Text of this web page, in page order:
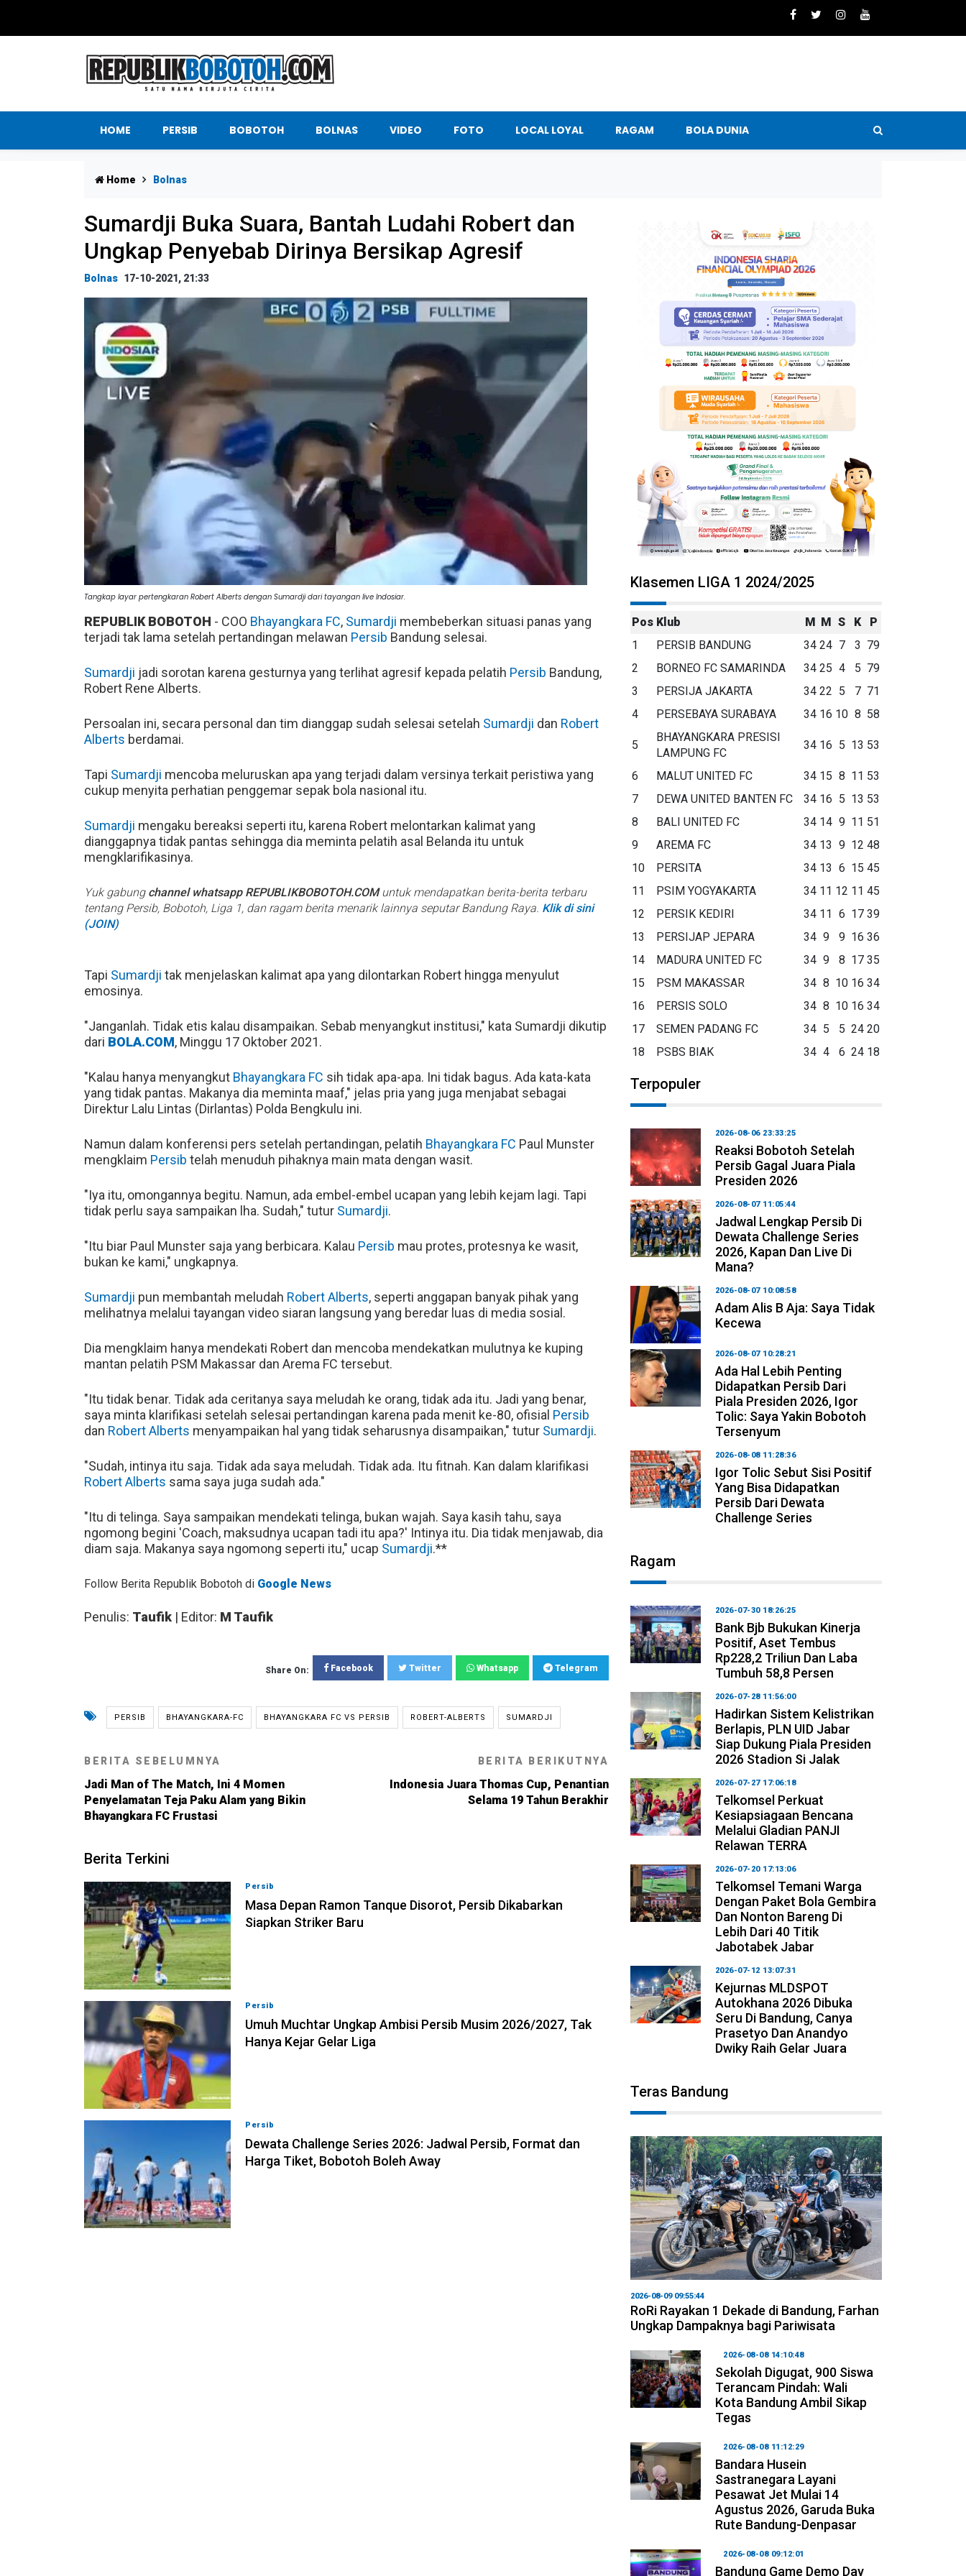
HOME PERSIB BOBOTOH BOLNAS VIDEO FOTO LOCAL LOYAL RAGAM BOLA DUNIA
Home Bolnas
Sumardji Buka Suara, Bantah Ludahi Robert dan
Ungkap Penyebab Dirinya Bersikap Agresif
Bolnas 17-10-2021, 21:33
Tangkap layar pertengkaran Robert Alberts dengan Sumardji dari tayangan live Indosiar.
REPUBLIK BOBOTOH - COO Bhayangkara FC, Sumardji membeberkan situasi panas yang
terjadi tak lama setelah pertandingan melawan Persib Bandung selesai.
Sumardji jadi sorotan karena gesturnya yang terlihat agresif kepada pelatih Persib Bandung,
Robert Rene Alberts.
Persoalan ini, secara personal dan tim dianggap sudah selesai setelah Sumardji dan Robert
Alberts berdamai.
Tapi Sumardji mencoba meluruskan apa yang terjadi dalam versinya terkait peristiwa yang
cukup menyita perhatian penggemar sepak bola nasional itu.
Sumardji mengaku bereaksi seperti itu, karena Robert melontarkan kalimat yang
dianggapnya tidak pantas sehingga dia meminta pelatih asal Belanda itu untuk
mengklarifikasinya.
Yuk gabung channel whatsapp REPUBLIKBOBOTOH.COMuntuk mendapatkan berita-berita terbaru
tentang Persib, Bobotoh, Liga 1, dan ragam berita menarik lainnya seputar Bandung Raya. Klik di sini
(JOIN)
Tapi Sumardji tak menjelaskan kalimat apa yang dilontarkan Robert hingga menyulut
emosinya.
"Janganlah. Tidak etis kalau disampaikan. Sebab menyangkut institusi," kata Sumardji dikutip
dari BOLA.COM, Minggu 17 Oktober 2021.
"Kalau hanya menyangkut Bhayangkara FC sih tidak apa-apa. Ini tidak bagus. Ada kata-kata
yang tidak pantas. Makanya dia meminta maaf," jelas pria yang juga menjabat sebagai
Direktur Lalu Lintas (Dirlantas) Polda Bengkulu ini.
Namun dalam konferensi pers setelah pertandingan, pelatih Bhayangkara FC Paul Munster
mengklaim Persib telah menuduh pihaknya main mata dengan wasit.
"Iya itu, omongannya begitu. Namun, ada embel-embel ucapan yang lebih kejam lagi. Tapi
tidak perlu saya sampaikan lha. Sudah," tutur Sumardji.
"Itu biar Paul Munster saja yang berbicara. Kalau Persib mau protes, protesnya ke wasit,
bukan ke kami," ungkapnya.
Sumardji pun membantah meludah Robert Alberts, seperti anggapan banyak pihak yang
melihatnya melalui tayangan video siaran langsung yang beredar luas di media sosial.
Dia mengklaim hanya mendekati Robert dan mencoba mendekatkan mulutnya ke kuping
mantan pelatih PSM Makassar dan Arema FC tersebut.
"Itu tidak benar. Tidak ada ceritanya saya meludah ke orang, tidak ada itu. Jadi yang benar,
saya minta klarifikasi setelah selesai pertandingan karena pada menit ke-80, ofisial Persib
dan Robert Alberts menyampaikan hal yang tidak seharusnya disampaikan," tutur Sumardji.
"Sudah, intinya itu saja. Tidak ada saya meludah. Tidak ada. Itu fitnah. Kan dalam klarifikasi
Robert Alberts sama saya juga sudah ada."
"Itu di telinga. Saya sampaikan mendekati telinga, bukan wajah. Saya kasih tahu, saya
ngomong begini 'Coach, maksudnya ucapan tadi itu apa?' Intinya itu. Dia tidak menjawab, dia
diam saja. Makanya saya ngomong seperti itu," ucap Sumardji.**
Follow Berita Republik Bobotoh di Google News
Penulis: Taufik | Editor: M Taufik
Share On: Facebook Twitter Whatsapp Telegram
PERSIB BHAYANGKARA-FC BHAYANGKARA FC VS PERSIB ROBERT-ALBERTS SUMARDJI
BERITA SEBELUMNYA
Jadi Man of The Match, Ini 4 Momen
Penyelamatan Teja Paku Alam yang Bikin
Bhayangkara FC Frustasi
BERITA BERIKUTNYA
Indonesia Juara Thomas Cup, Penantian
Selama 19 Tahun Berakhir
Berita Terkini
Persib
Masa Depan Ramon Tanque Disorot, Persib Dikabarkan
Siapkan Striker Baru
Persib
Umuh Muchtar Ungkap Ambisi Persib Musim 2026/2027, Tak
Hanya Kejar Gelar Liga
Persib
Dewata Challenge Series 2026: Jadwal Persib, Format dan
Harga Tiket, Bobotoh Boleh Away
Klasemen LIGA 1 2024/2025
Pos Klub M M S K
P
1
PERSIB BANDUNG 34 24 7 3 79
2
BORNEO FC SAMARINDA 34 25 4 5 79
3
PERSIJA JAKARTA 34 22 5 7 71
4
PERSEBAYA SURABAYA 34 16 10 8 58
5
BHAYANGKARA PRESISI
LAMPUNG FC
34 16 5 13 53
6 MALUT UNITED FC 34 15 8 11 53
7
DEWA UNITED BANTEN FC 34 16 5 13 53
8
BALI UNITED FC 34 14 9 11 51
9
AREMA FC 34 13 9 12 48
10
PERSITA 34 13 6 15 45
11
PSIM YOGYAKARTA 34 11 12 11 45
12
PERSIK KEDIRI 34 11 6 17 39
13
PERSIJAP JEPARA 34 9 9 16 36
14
MADURA UNITED FC 34 9 8 17 35
15
PSM MAKASSAR 34 8 10 16 34
16
PERSIS SOLO 34 8 10 16 34
17
SEMEN PADANG FC 34 5 5 24 20
18
PSBS BIAK 34 4 6 24 18
Terpopuler
2026-08-06 23:33:25
Reaksi Bobotoh Setelah
Persib Gagal Juara Piala
Presiden 2026
2026-08-07 11:05:44
Jadwal Lengkap Persib Di
Dewata Challenge Series
2026, Kapan Dan Live Di
Mana?
2026-08-07 10:08:58
Adam Alis B Aja: Saya Tidak
Kecewa
2026-08-07 10:28:21
Ada Hal Lebih Penting
Didapatkan Persib Dari
Piala Presiden 2026, Igor
Tolic: Saya Yakin Bobotoh
Tersenyum
2026-08-08 11:28:36
Igor Tolic Sebut Sisi Positif
Yang Bisa Didapatkan
Persib Dari Dewata
Challenge Series
Ragam
2026-07-30 18:26:25
Bank Bjb Bukukan Kinerja
Positif, Aset Tembus
Rp228,2 Triliun Dan Laba
Tumbuh 58,8 Persen
2026-07-28 11:56:00
Hadirkan Sistem Kelistrikan
Berlapis, PLN UID Jabar
Siap Dukung Piala Presiden
2026 Stadion Si Jalak
2026-07-27 17:06:18
Telkomsel Perkuat
Kesiapsiagaan Bencana
Melalui Gladian PANJI
Relawan TERRA
2026-07-20 17:13:06
Telkomsel Temani Warga
Dengan Paket Bola Gembira
Dan Nonton Bareng Di
Lebih Dari 40 Titik
Jabotabek Jabar
2026-07-12 13:07:31
Kejurnas MLDSPOT
Autokhana 2026 Dibuka
Seru Di Bandung, Canya
Prasetyo Dan Anandyo
Dwiky Raih Gelar Juara
Teras Bandung
2026-08-09 09:55:44
RoRi Rayakan 1 Dekade di Bandung, Farhan
Ungkap Dampaknya bagi Pariwisata
2026-08-08 14:10:48
Sekolah Digugat, 900 Siswa
Terancam Pindah: Wali
Kota Bandung Ambil Sikap
Tegas
2026-08-08 11:12:29
Bandara Husein
Sastranegara Layani
Pesawat Jet Mulai 14
Agustus 2026, Garuda Buka
Rute Bandung-Denpasar
2026-08-08 09:12:01
Bandung Game Demo Day